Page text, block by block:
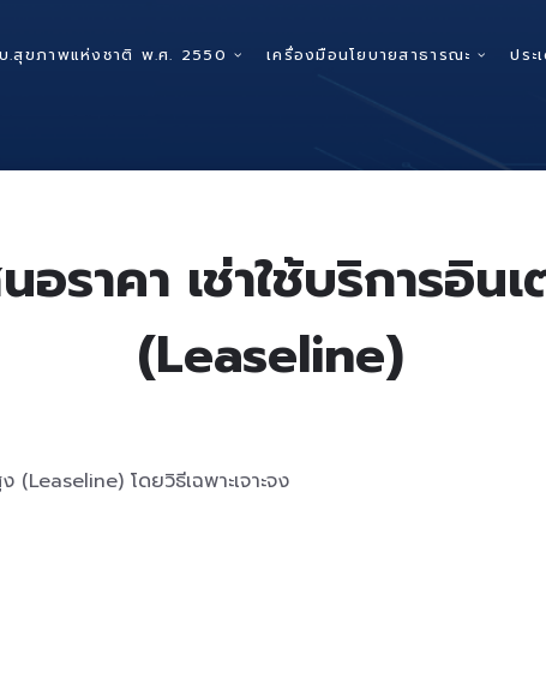
.สุขภาพแห่งชาติ พ.ศ. 2550 เครื่องมือนโยบายสาธารณะ ประ
อราคา เช่าใช้บริการอิน
(Leaseline)
(Leaseline) โดยวิธีเฉพาะเจาะจง